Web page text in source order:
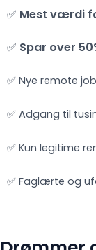
✅ Mest værdi
✅ Spar over
✅ Nye remote
✅ Adgang til
✅ Kun legitime
✅ Faglærte og